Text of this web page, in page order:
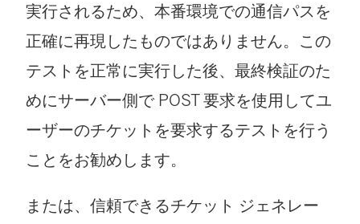
実行されるため、本番環境での通信パスを
正確に再現したものではありません。この
テストを正常に実行した後、最終検証のた
めにサーバー側で POST 要求を使用してユ
ーザーのチケットを要求するテストを行う
ことをお勧めします。
または、信頼できるチケット ジェネレー